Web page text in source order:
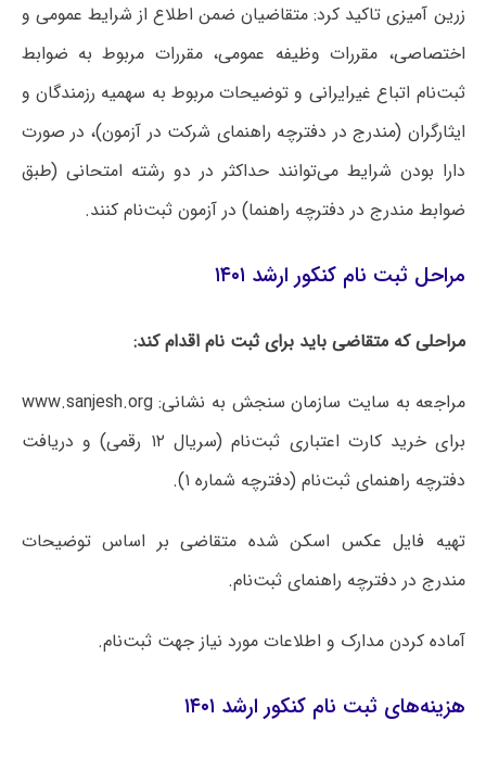
زرین آمیزی تاکید کرد: متقاضیان ضمن اطلاع از شرایط عمومی و
اختصاصی، مقررات وظیفه عمومی، مقررات مربوط به ضوابط
ثبت‌نام اتباع غیرایرانی و توضیحات مربوط به سهمیه رزمندگان و
ایثارگران (مندرج در دفترچه راهنمای شرکت در آزمون)، در صورت
دارا بودن شرایط می‌توانند حداکثر در دو رشته امتحانی (طبق
ضوابط مندرج در دفترچه راهنما) در آزمون ثبت‌نام کنند.
مراحل ثبت نام کنکور ارشد ۱۴۰۱
مراحلی که متقاضی باید برای ثبت نام اقدام کند:
مراجعه به سایت سازمان سنجش به نشانی: www.sanjesh.org
برای خرید کارت اعتباری ثبت‌نام (سریال ۱۲ رقمی) و دریافت
دفترچه راهنمای ثبت‌نام (دفترچه شماره ۱).
تهیه فایل عکس اسکن شده متقاضی بر اساس توضیحات
مندرج در دفترچه راهنمای ثبت‌نام.
آماده کردن مدارک و اطلاعات مورد نیاز جهت ثبت‌نام.
هزینه‌های ثبت نام کنکور ارشد ۱۴۰۱